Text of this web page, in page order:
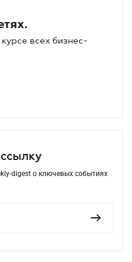
всех бизнес-
digest о ключевых событиях